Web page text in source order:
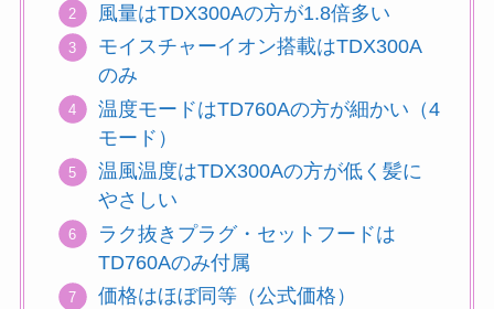
風量はTDX300Aの方が1.8倍多い
モイスチャーイオン搭載はTDX300A
のみ
温度モードはTD760Aの方が細かい（4
モード）
温風温度はTDX300Aの方が低く髪に
やさしい
ラク抜きプラグ・セットフードは
TD760Aのみ付属
価格はほぼ同等（公式価格）